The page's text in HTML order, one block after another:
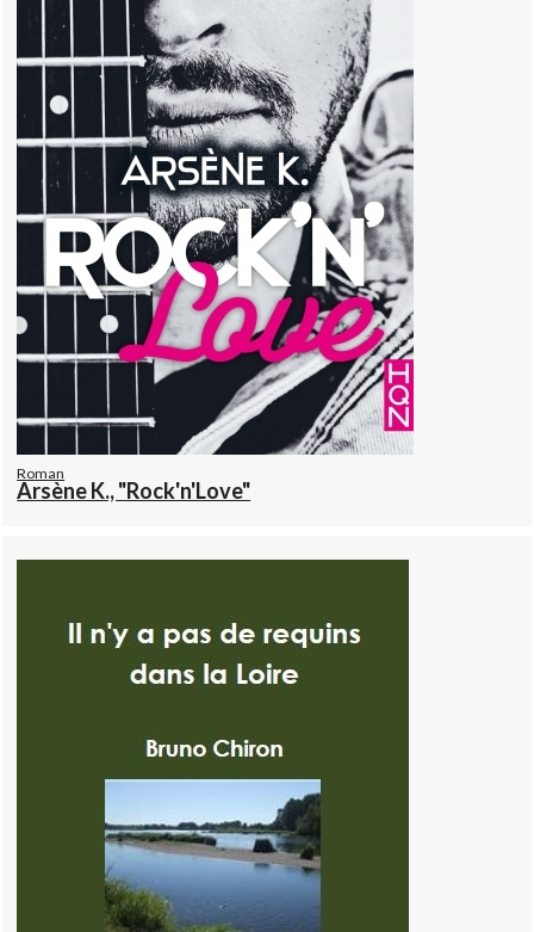
Roman
Arsène K., "Rock'n'Love"